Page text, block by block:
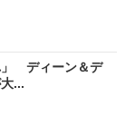
」 ディーン＆デ
...